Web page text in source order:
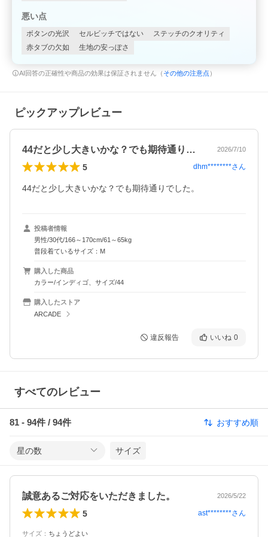
悪い点
ボタンの光沢 セルビッチではない
ステッチのクオリティ
赤タブの欠如
生地の安っぽさ
AI回答の正確性や商品の効果は保証されません（ その他の注意点 ）
ピックアップレビュー
44だと少し大きいかな？でも期待通りで… 2026/7/10
5 dhm********さん
44だと少し大きいかな？でも期待通りでした。
投稿者情報
男性/30代/166～170cm/61～65kg
普段着ているサイズ：M
購入した商品
カラー/インディゴ、サイズ/44
購入したストア
ARCADE
違反報告 いいね 0
すべてのレビュー
81 - 94件 / 94件 おすすめ順
星の数 サイズ
誠意あるご対応をいただきました。 2026/5/22
5 ast********さん
サイズ ： ちょうどよい